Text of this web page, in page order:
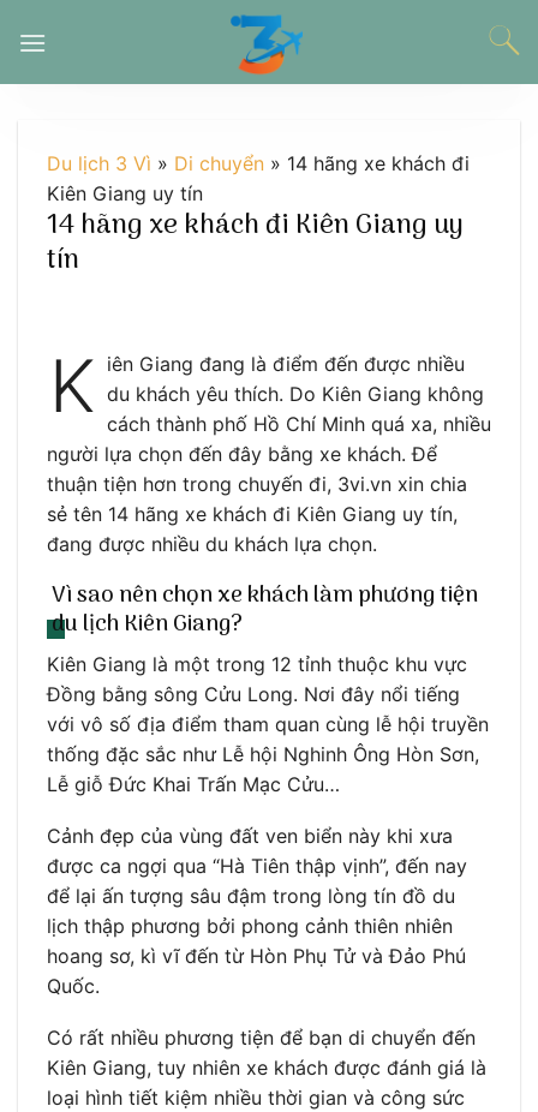
đến
Du lịch 3 Vì » Di chuyển » 14 hãng xe khách đi
Kiên Giang uy tín
14 hãng xe khách đi Kiên Giang uy
tín
K iên Giang đang là điểm đến được nhiều
du khách yêu thích. Do Kiên Giang không
cách thành phố Hồ Chí Minh quá xa, nhiều
người lựa chọn đến đây bằng xe khách. Để
thuận tiện hơn trong chuyến đi, 3vi.vn xin chia
sẻ tên 14 hãng xe khách đi Kiên Giang uy tín,
đang được nhiều du khách lựa chọn.
Vì sao nên chọn xe khách làm phương tiện
du lịch Kiên Giang?
Kiên Giang là một trong 12 tỉnh thuộc khu vực
Đồng bằng sông Cửu Long. Nơi đây nổi tiếng
với vô số địa điểm tham quan cùng lễ hội truyền
thống đặc sắc như Lễ hội Nghinh Ông Hòn Sơn,
Lễ giỗ Đức Khai Trấn Mạc Cửu…
Cảnh đẹp của vùng đất ven biển này khi xưa
được ca ngợi qua “Hà Tiên thập vịnh”, đến nay
để lại ấn tượng sâu đậm trong lòng tín đồ du
lịch thập phương bởi phong cảnh thiên nhiên
hoang sơ, kì vĩ đến từ Hòn Phụ Tử và Đảo Phú
Quốc.
Có rất nhiều phương tiện để bạn di chuyển đến
Kiên Giang, tuy nhiên xe khách được đánh giá là
loại hình tiết kiệm nhiều thời gian và công sức